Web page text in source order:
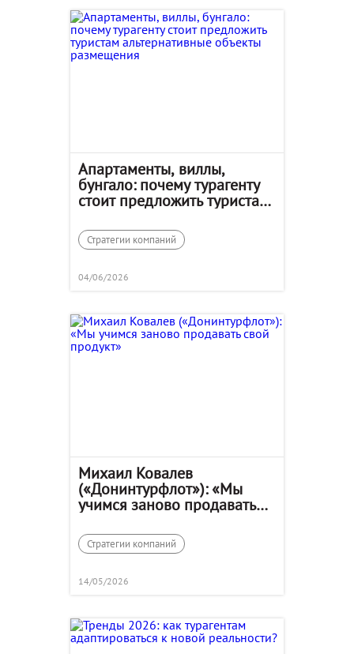
Апартаменты, виллы,
бунгало: почему турагенту
стоит предложить туристам
размещения
Стратегии компаний
04/06/2026
Михаил Ковалев
(«Донинтурфлот»): «Мы
учимся заново продавать
Стратегии компаний
14/05/2026